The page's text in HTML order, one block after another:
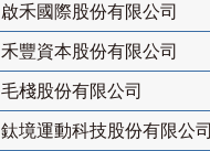
啟禾國際股份有限公司
禾豐資本股份有限公司
毛棧股份有限公司
鈦境運動科技股份有限公司